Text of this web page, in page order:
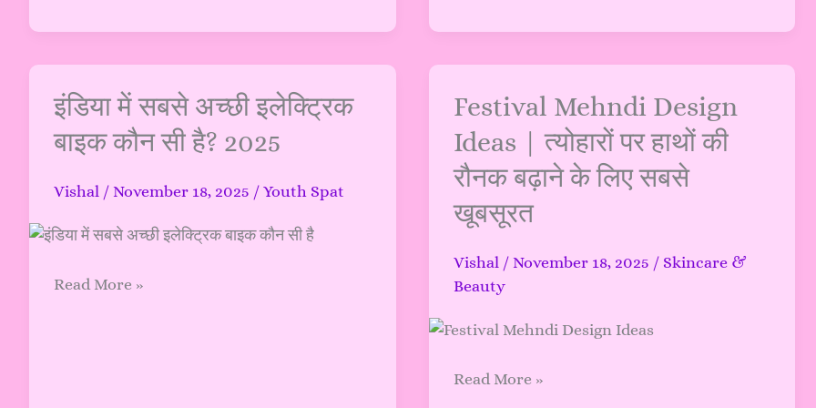
Graduate
लिए
मौका
Vishal
Guide
(2025
2026
अपडेट)
इंडिया में सबसे अच्छी इलेक्ट्रिक
बाइक कौन सी है? 2025
Vishal / November 18, 2025 / Youth Spat
इंडिया
सबसे
इलेक्ट्रिक
बाइक
Read More »
Festival Mehndi Design
Ideas | त्योहारों पर हाथों की
रौनक बढ़ाने के लिए सबसे
खूबसूरत
Vishal / November 18, 2025 / Skincare &
Beauty
Festival
Design
Ideas
त्योहारों
हाथों
की
रौनक
के
Read More »